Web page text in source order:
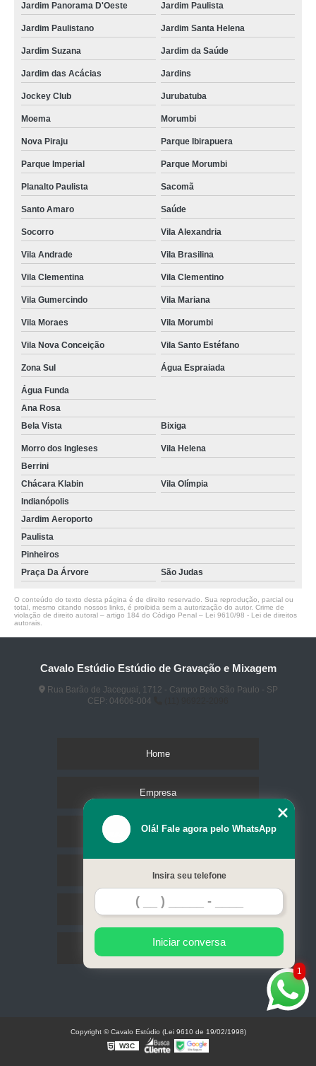
Jardim Panorama D'Oeste Jardim Paulista
Jardim Paulistano Jardim Santa Helena
Jardim Suzana Jardim da Saúde
Jardim das Acácias Jardins
Jockey Club Jurubatuba
Moema Morumbi
Nova Piraju Parque Ibirapuera
Parque Imperial Parque Morumbi
Planalto Paulista Sacomã
Santo Amaro Saúde
Socorro Vila Alexandria
Vila Andrade Vila Brasilina
Vila Clementina Vila Clementino
Vila Gumercindo Vila Mariana
Vila Moraes Vila Morumbi
Vila Nova Conceição Vila Santo Estéfano
Zona Sul Água Espraiada
Água Funda
Ana Rosa
Bela Vista
Bixiga
Morro dos Ingleses
Vila Helena
Berrini
Chácara Klabin
Vila Olímpia
Indianópolis
Jardim Aeroporto
Paulista
Pinheiros
Praça Da Árvore
São Judas
O conteúdo do texto desta página é de direito reservado. Sua reprodução, parcial ou
total, mesmo citando nossos links, é proibida sem a autorização do autor. Crime de
violação de direito autoral – artigo 184 do Código Penal – Lei 9610/98 - Lei de direitos
autorais
Cavalo Estúdio Estúdio de Gravação e Mixagem
Rua Barão de Jaceguai, 1712 - Campo Belo São Paulo - SP
CEP: 04606-004
Home
Empresa
Missão
Serviços
Contato
Mapa do site
1
Olá! Fale agora pelo WhatsApp
Insira seu telefone
Iniciar conversa
Copyright © Cavalo Estúdio (Lei 9610 de 19/02/1998)
W3C